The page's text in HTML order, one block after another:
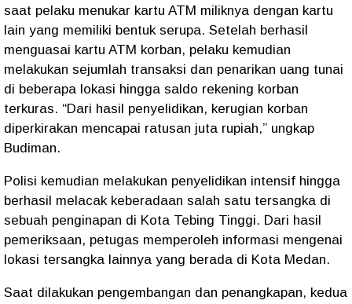
saat pelaku menukar kartu ATM miliknya dengan kartu
lain yang memiliki bentuk serupa. Setelah berhasil
menguasai kartu ATM korban, pelaku kemudian
melakukan sejumlah transaksi dan penarikan uang tunai
di beberapa lokasi hingga saldo rekening korban
terkuras. “Dari hasil penyelidikan, kerugian korban
diperkirakan mencapai ratusan juta rupiah,” ungkap
Budiman.
Polisi kemudian melakukan penyelidikan intensif hingga
berhasil melacak keberadaan salah satu tersangka di
sebuah penginapan di Kota Tebing Tinggi. Dari hasil
pemeriksaan, petugas memperoleh informasi mengenai
lokasi tersangka lainnya yang berada di Kota Medan.
Saat dilakukan pengembangan dan penangkapan, kedua